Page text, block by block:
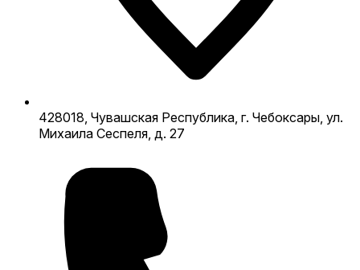
428018, Чувашская Республика, г. Чебоксары, ул.
Михаила Сеспеля, д. 27